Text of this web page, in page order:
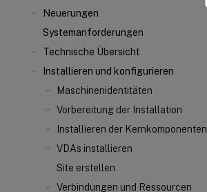
Neuerungen
Systemanforderungen
Technische Übersicht
Installieren und konfigurieren
Maschinenidentitäten
Vorbereitung der Installation
Installieren der Kernkomponenten
VDAs installieren
Site erstellen
Verbindungen und Ressourcen